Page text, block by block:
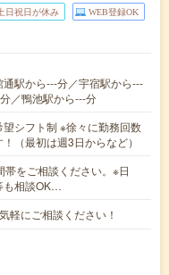
日祝日が休み WEB登録OK
駅から---分／宇宿駅から---
／鴨池駅から---分
望シフト制 ※徐々に勤務回数
（最初は週3日からなど）
をご相談ください。※日
も相談OK…
にご相談ください！